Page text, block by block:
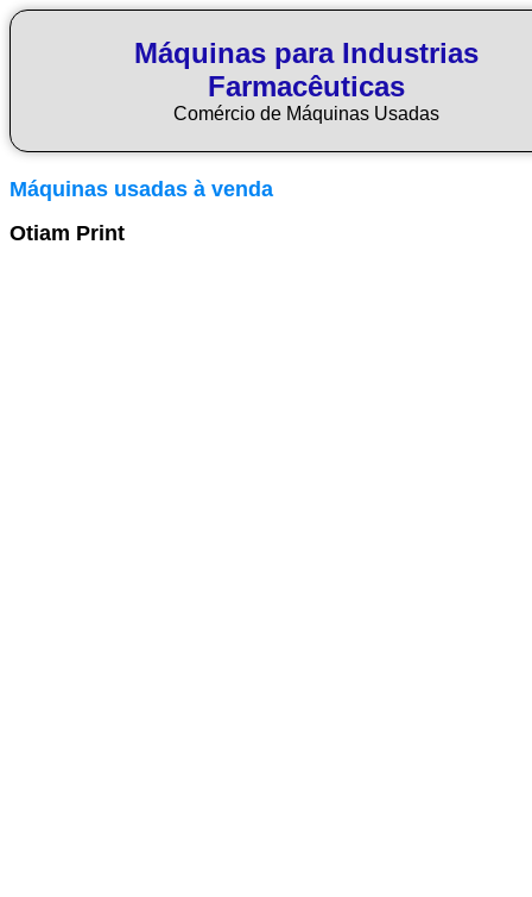
Máquinas para Industrias
Farmacêuticas
Comércio de Máquinas Usadas
Máquinas usadas à venda
Otiam Print